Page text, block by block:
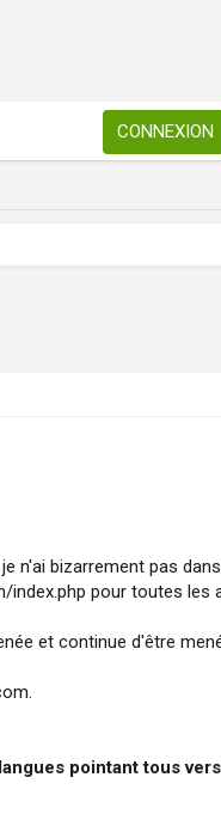
CONNEXION
n'ai bizarrement pas
pour toutes les
et continue d'être
pointant tous